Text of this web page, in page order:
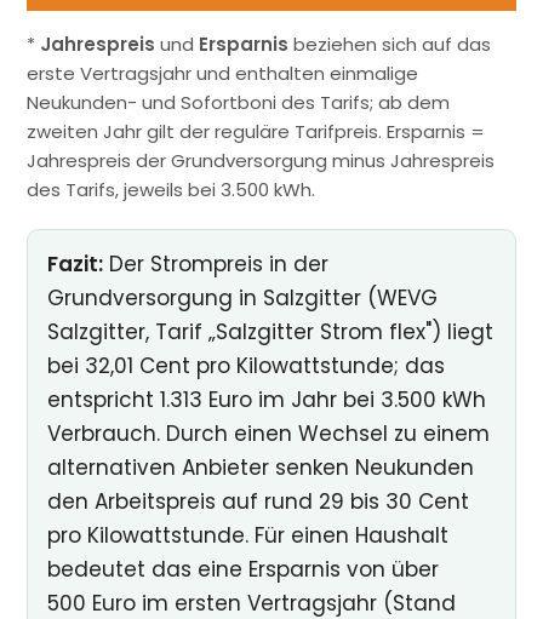
* Jahrespreis und Ersparnis beziehen sich auf das
erste Vertragsjahr und enthalten einmalige
Neukunden- und Sofortboni des Tarifs; ab dem
zweiten Jahr gilt der reguläre Tarifpreis. Ersparnis =
Jahrespreis der Grundversorgung minus Jahrespreis
des Tarifs, jeweils bei 3.500 kWh.
Fazit: Der Strompreis in der
Grundversorgung in Salzgitter (WEVG
Salzgitter, Tarif „Salzgitter Strom flex") liegt
bei 32,01 Cent pro Kilowattstunde; das
entspricht 1.313 Euro im Jahr bei 3.500 kWh
Verbrauch. Durch einen Wechsel zu einem
alternativen Anbieter senken Neukunden
den Arbeitspreis auf rund 29 bis 30 Cent
pro Kilowattstunde. Für einen Haushalt
bedeutet das eine Ersparnis von über
500 Euro im ersten Vertragsjahr (Stand